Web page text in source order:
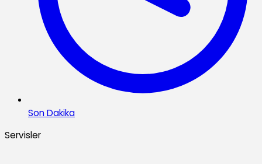
Son Dakika
Servisler